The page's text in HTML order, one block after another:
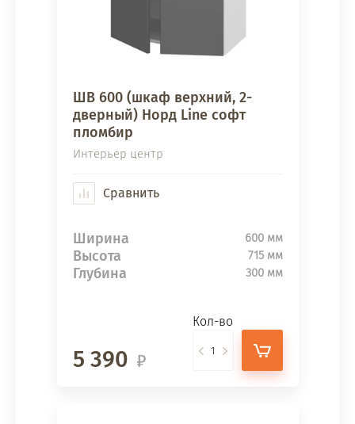
ШВ 600 (шкаф верхний, 2-
дверный) Норд Line софт
пломбир
Интерьер центр
Сравнить
Ширина 600 мм
Высота 715 мм
Глубина 300 мм
5 390
Кол-во